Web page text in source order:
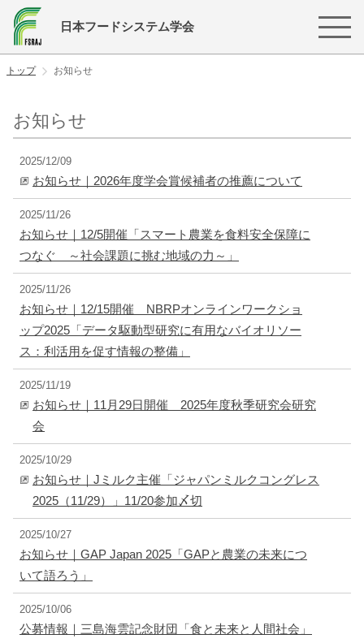
日本フードシステム学会
トップ お知らせ
お知らせ
2025/12/09
お知らせ｜2026年度学会賞候補者の推薦について
2025/11/26
お知らせ｜12/5開催「スマート農業を食料安全保障に
つなぐ ～社会課題に挑む地域の力～」
2025/11/26
お知らせ｜12/15開催 NBRPオンラインワークショ
ップ2025「データ駆動型研究に有用なバイオリソー
ス：利活用を促す情報の整備」
2025/11/19
お知らせ｜11月29日開催 2025年度秋季研究会研究
会
2025/10/29
お知らせ｜Jミルク主催「ジャパンミルクコングレス
2025（11/29）」11/20参加〆切
2025/10/27
お知らせ｜GAP Japan 2025「GAPと農業の未来につ
いて語ろう」
2025/10/06
公募情報｜三島海雲記念財団「食と未来と人間社会」